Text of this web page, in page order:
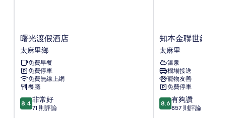
曙
光
渡
假
酒
店
太
麻
里
曙光渡假酒店
太麻里鄉
免費早餐
免費停車
免費無線上網
餐廳
8.4
分，
8.4 非常好
71 則評論
知
本
金
聯
世
紀
酒
店
太
知本金聯世紀酒店
太麻里
溫泉
機場接送
寵物友善
免費停車
8.6
分，
8.6 有夠讚
857 則評論